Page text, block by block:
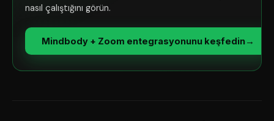
nasıl çalıştığını görün.
Mindbody + Zoom entegrasyonunu keşfedin→